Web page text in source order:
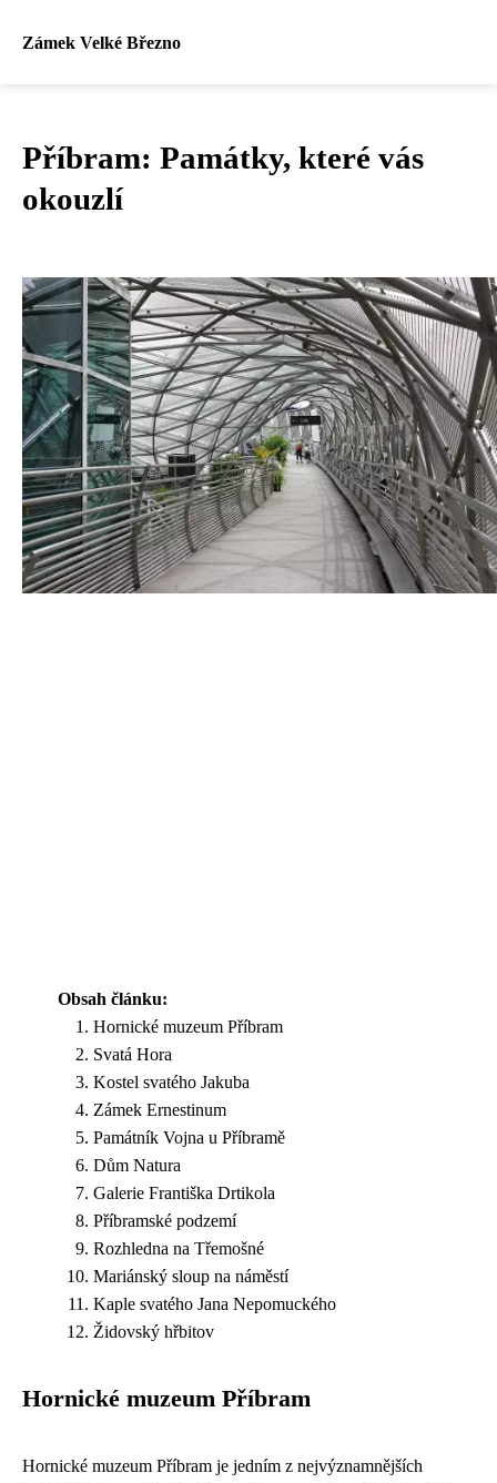
Zámek Velké Březno
Příbram: Památky, které vás
okouzlí
Obsah článku:
Hornické muzeum Příbram
Svatá Hora
Kostel svatého Jakuba
Zámek Ernestinum
Památník Vojna u Příbramě
Dům Natura
Galerie Františka Drtikola
Příbramské podzemí
Rozhledna na Třemošné
Mariánský sloup na náměstí
Kaple svatého Jana Nepomuckého
Židovský hřbitov
Hornické muzeum Příbram
Hornické muzeum Příbram je jedním z nejvýznamnějších